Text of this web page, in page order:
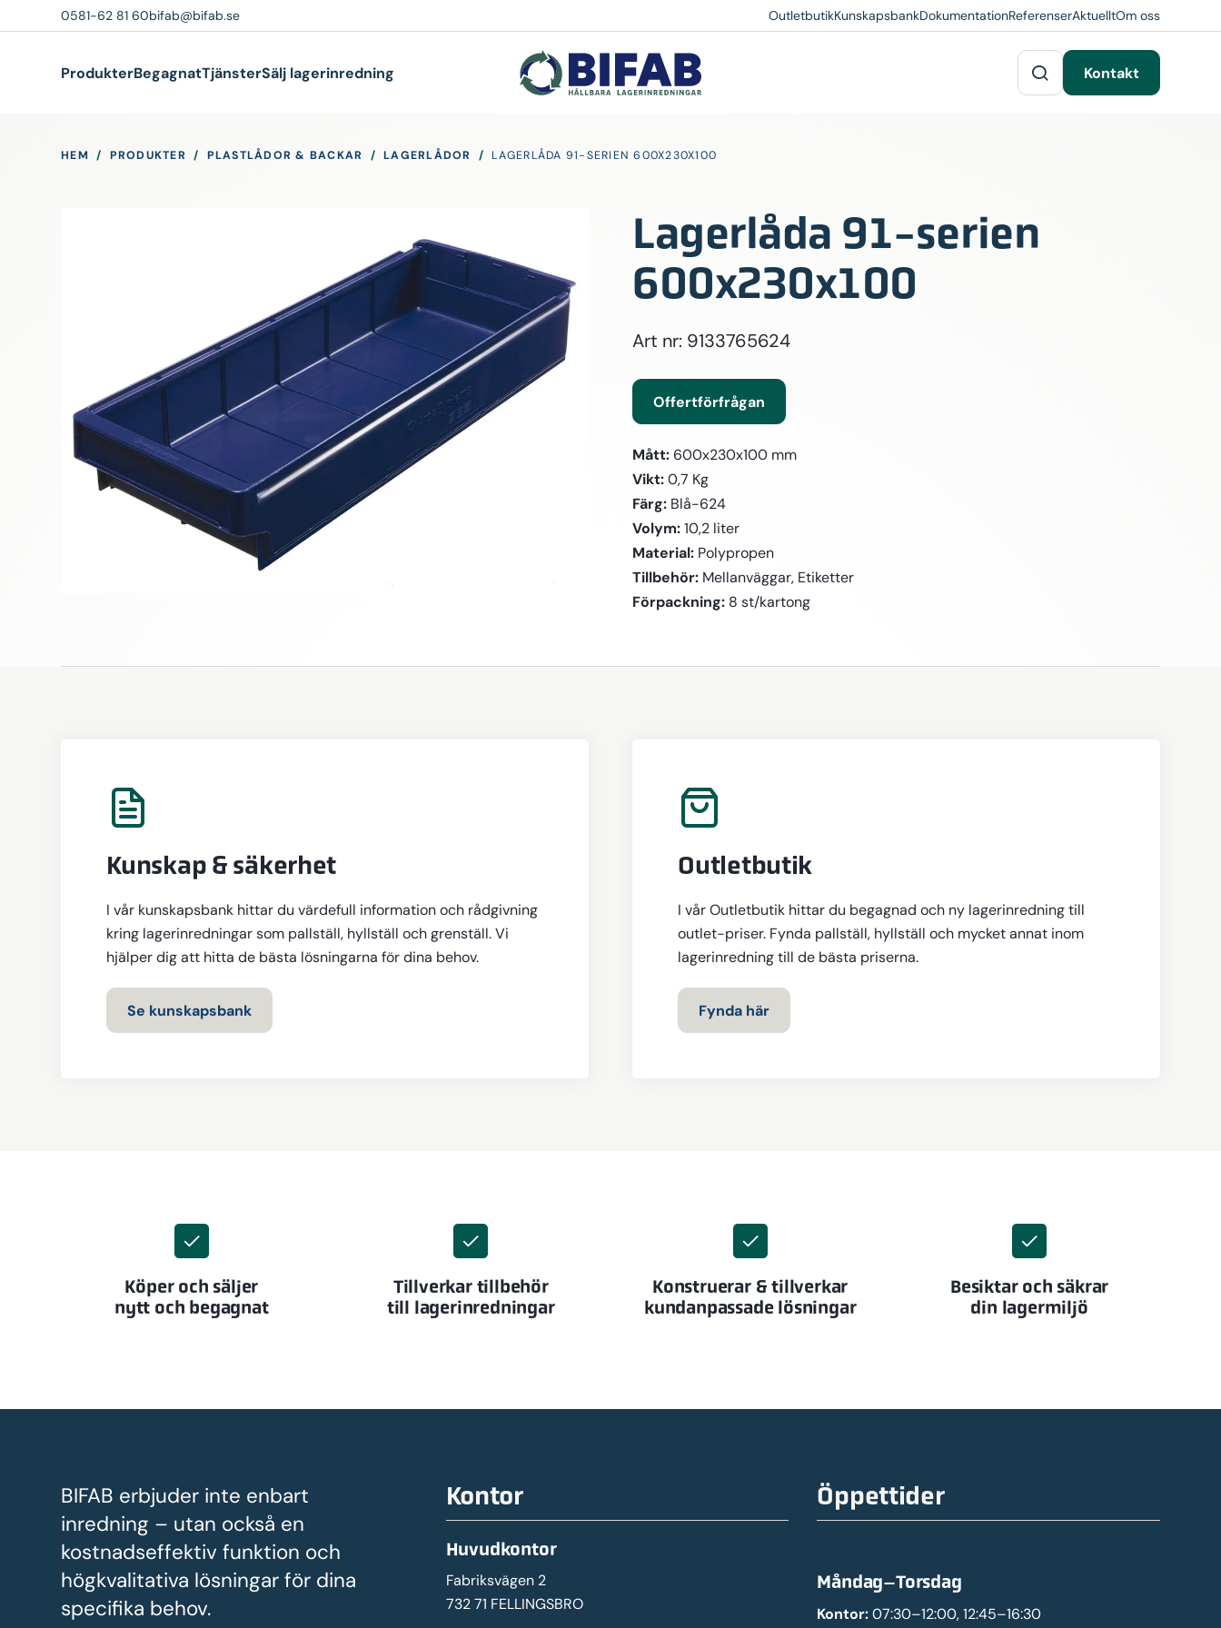
0581-62 81 60bifab@bifab.se OutletbutikKunskapsbankDokumentationReferenserAktuelltOm oss
ProdukterBegagnatTjänsterSälj lagerinredning Kontakt
HEM / PRODUKTER / PLASTLÅDOR & BACKAR / LAGERLÅDOR / LAGERLÅDA 91-SERIEN 600X230X100
Lagerlåda 91-serien
600x230x100
Art nr: 9133765624
Offertförfrågan
Mått: 600x230x100 mm
Vikt: 0,7 Kg
Färg: Blå-624
Volym: 10,2 liter
Material: Polypropen
Tillbehör: Mellanväggar, Etiketter
Förpackning: 8 st/kartong
Kunskap & säkerhet
I vår kunskapsbank hittar du värdefull information och rådgivning
kring lagerinredningar som pallställ, hyllställ och grenställ. Vi
hjälper dig att hitta de bästa lösningarna för dina behov.
Se kunskapsbank
Outletbutik
I vår Outletbutik hittar du begagnad och ny lagerinredning till
outlet-priser. Fynda pallställ, hyllställ och mycket annat inom
lagerinredning till de bästa priserna.
Fynda här
Köper och säljer
nytt och begagnat
Tillverkar tillbehör
till lagerinredningar
Konstruerar & tillverkar
kundanpassade lösningar
Besiktar och säkrar
din lagermiljö
BIFAB erbjuder inte enbart
inredning – utan också en
kostnadseffektiv funktion och
högkvalitativa lösningar för dina
specifika behov.
Kontor
Huvudkontor
Fabriksvägen 2
732 71 FELLINGSBRO
Öppettider
Måndag–Torsdag
Kontor: 07:30–12:00, 12:45–16:30